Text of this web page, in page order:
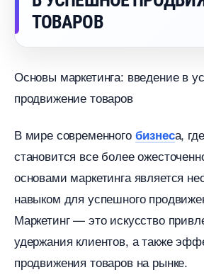
ТОВАРО
Основы маркетинга: введение в
продвижение товаро
мире современного изнеса,
становится все более
основами маркетинга является
навыком для успешного
Маркетинг — это искусство
удержания клиентов, а также
продвижения товаров на рынке.